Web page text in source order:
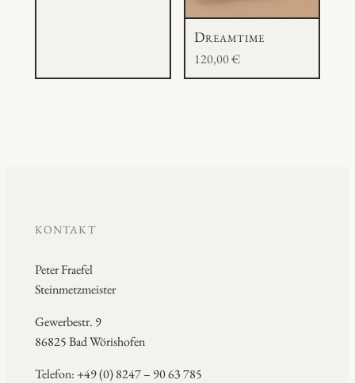
Dreamtime
120,00€
KONTAKT
Peter Fraefel
Steinmetzmeister
Gewerbestr. 9
86825 Bad Wörishofen
Telefon: +49 (0) 8247 – 90 63 785